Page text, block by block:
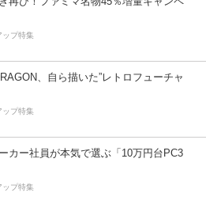
ップ特集
、自ら描いた”レトロフューチャ
ップ特集
カー社員が本気で選ぶ「10万円台PC3
ップ特集